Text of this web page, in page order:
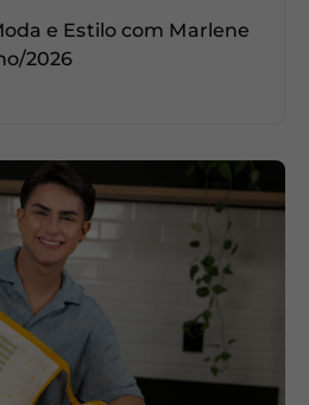
e Estilo com Marlene
2026